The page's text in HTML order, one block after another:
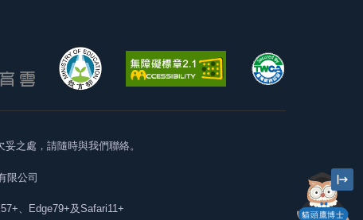
貓頭鷹博士
妥之處，請隨時與我們聯絡。
限公司
、Edge79+及Safari11+